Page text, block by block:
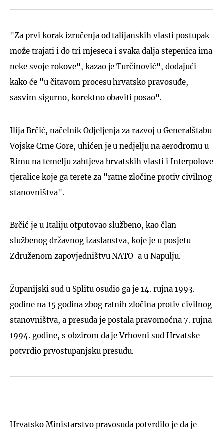
"Za prvi korak izručenja od talijanskih vlasti postupak
može trajati i do tri mjeseca i svaka dalja stepenica ima
neke svoje rokove", kazao je Turčinović", dodajući
kako će "u čitavom procesu hrvatsko pravosuđe,
sasvim sigurno, korektno obaviti posao".
Ilija Brčić, načelnik Odjeljenja za razvoj u Generalštabu
Vojske Crne Gore, uhićen je u nedjelju na aerodromu u
Rimu na temelju zahtjeva hrvatskih vlasti i Interpolove
tjeralice koje ga terete za "ratne zločine protiv civilnog
stanovništva".
Brčić je u Italiju otputovao službeno, kao član
službenog državnog izaslanstva, koje je u posjetu
Združenom zapovjedništvu NATO-a u Napulju.
Županijski sud u Splitu osudio ga je 14. rujna 1993.
godine na 15 godina zbog ratnih zločina protiv civilnog
stanovništva, a presuda je postala pravomoćna 7. rujna
1994. godine, s obzirom da je Vrhovni sud Hrvatske
potvrdio prvostupanjsku presudu.
Hrvatsko Ministarstvo pravosuđa potvrdilo je da je